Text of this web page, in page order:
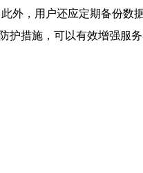
外，用户还应定期备份数
措施，可以有效增强服务